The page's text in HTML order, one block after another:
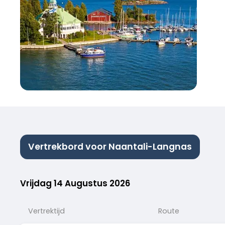
Vertrekbord voor Naantali-Langnas
Vrijdag 14 Augustus 2026
Vertrektijd Route